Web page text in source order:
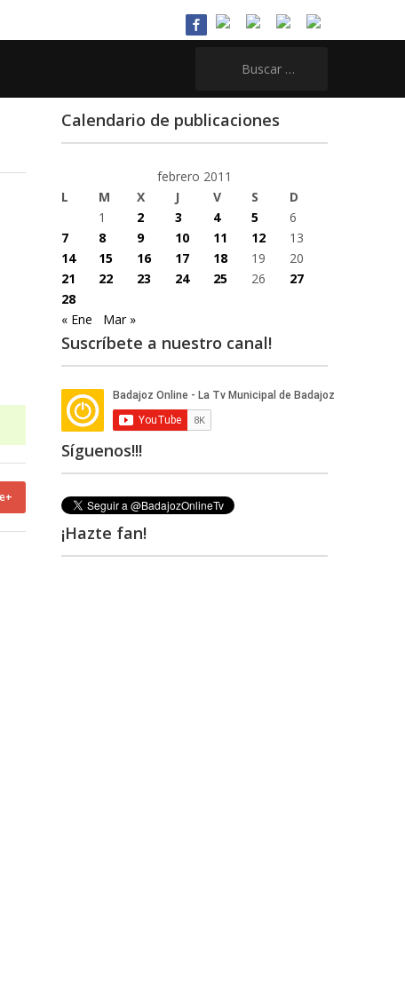
Calendario de publicaciones
febrero 2011
L
M X J V S
D
1
2 3 4 5
6
7
8 9 10 11 12
13
14
15 16 17 18 19
20
21
22 23 24 25 26
27
28
« Ene
Mar »
Suscríbete a nuestro canal!
Síguenos!!!
¡Hazte fan!